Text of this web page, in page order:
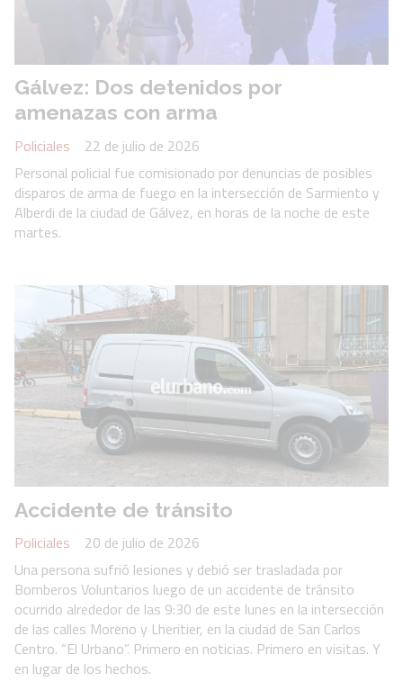
Gálvez: Dos detenidos por
amenazas con arma
Policiales
22 de julio de 2026
Personal policial fue comisionado por denuncias de posibles
disparos de arma de fuego en la intersección de Sarmiento y
Alberdi de la ciudad de Gálvez, en horas de la noche de este
martes.
Accidente de tránsito
Policiales
20 de julio de 2026
Una persona sufrió lesiones y debió ser trasladada por
Bomberos Voluntarios luego de un accidente de tránsito
ocurrido alrededor de las 9:30 de este lunes en la intersección
de las calles Moreno y Lheritier, en la ciudad de San Carlos
Centro. “El Urbano”. Primero en noticias. Primero en visitas. Y
en lugar de los hechos.